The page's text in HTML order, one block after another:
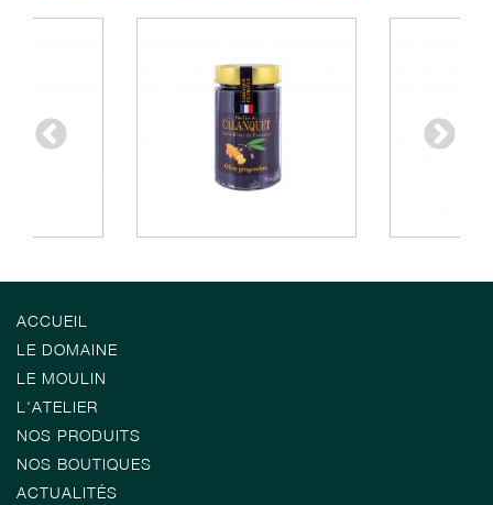
ACCUEIL
LE DOMAINE
LE MOULIN
L'ATELIER
NOS PRODUITS
NOS BOUTIQUES
ACTUALITÉS